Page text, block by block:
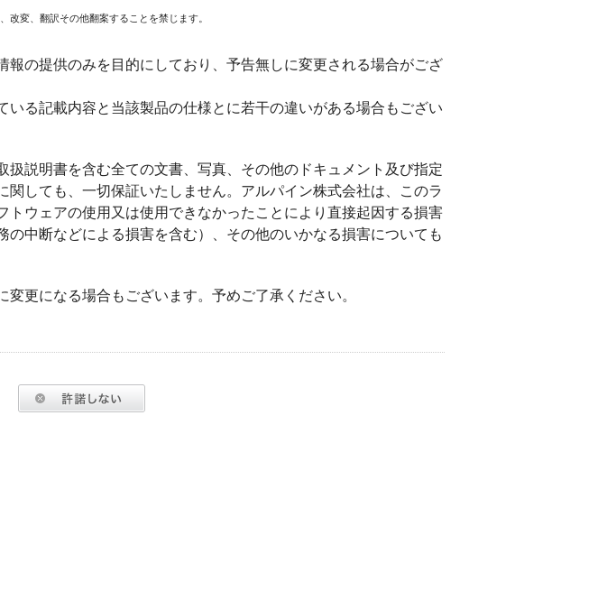
改変、翻訳その他翻案することを禁じます。
の提供のみを目的にしており、予告無しに変更される場合がござ
る記載内容と当該製品の仕様とに若干の違いがある場合もござい
説明書を含む全ての文書、写真、その他のドキュメント及び指定
しても、一切保証いたしません。アルパイン株式会社は、このラ
ウェアの使用又は使用できなかったことにより直接起因する損害
中断などによる損害を含む）、その他のいかなる損害についても
更になる場合もございます。予めご了承ください。